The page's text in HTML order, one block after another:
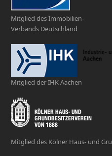
Mitglied des Immobilien-
Verbands Deutschland
Mitglied der IHK Aachen
Mitglied des Kölner Haus- und